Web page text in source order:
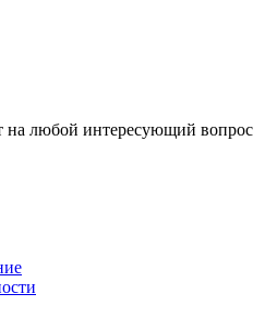
на любой интересующий вопрос